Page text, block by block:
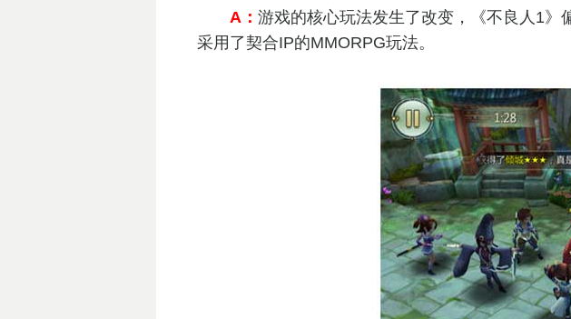
A： 游戏的核心玩法发生了改变，《不良人1》
采用了契合IP的MMORPG玩法。